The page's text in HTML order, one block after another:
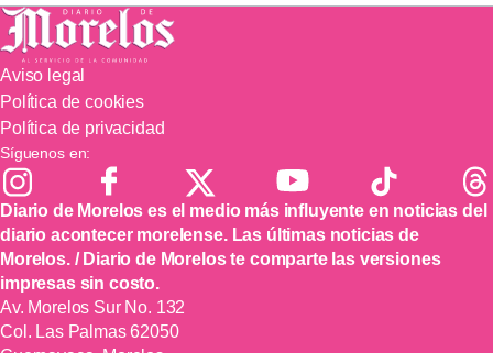
Aviso legal
Política de cookies
Política de privacidad
Síguenos en:
Diario de Morelos es el medio más influyente en noticias del
diario acontecer morelense. Las últimas noticias de
Morelos. / Diario de Morelos te comparte las versiones
impresas sin costo.
Av. Morelos Sur No. 132
Col. Las Palmas 62050